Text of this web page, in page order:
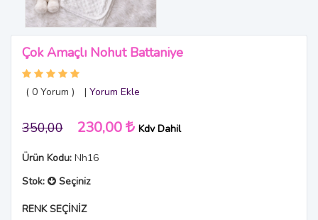
Çok Amaçlı Nohut Battaniye
( 0 Yorum ) | Yorum Ekle
350,00 230,00 Kdv Dahil
Ürün Kodu: Nh16
Stok:
Seçiniz
RENK SEÇİNİZ